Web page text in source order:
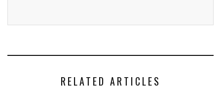
RELATED ARTICLES